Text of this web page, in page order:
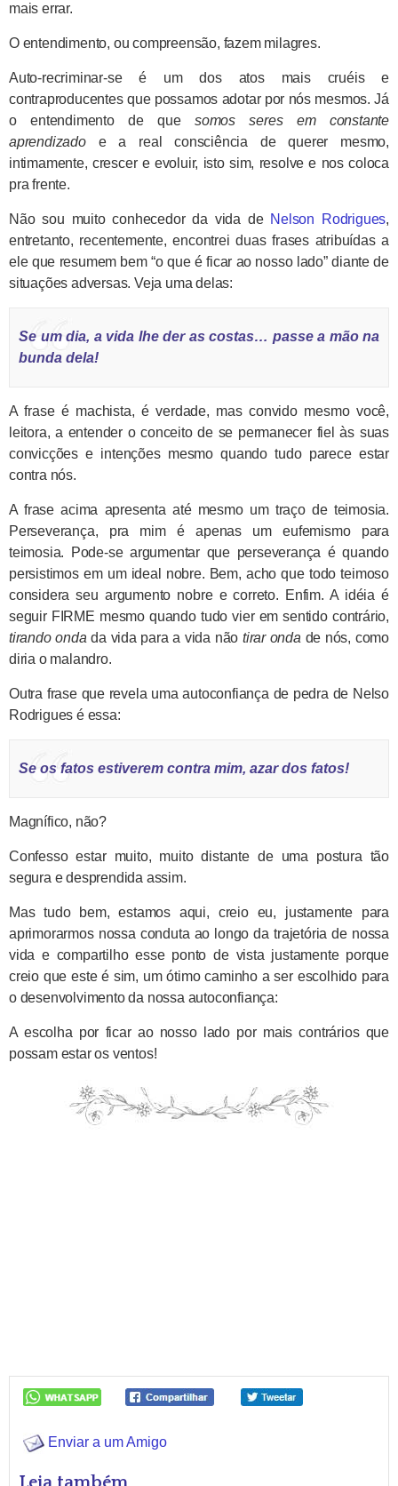
mais errar.
O entendimento, ou compreensão, fazem milagres.
Auto-recriminar-se é um dos atos mais cruéis e
contraproducentes que possamos adotar por nós mesmos. Já
o entendimento de que somos seres em constante
aprendizadoe a real consciência de querer mesmo,
intimamente, crescer e evoluir, isto sim, resolve e nos coloca
pra frente.
Não sou muito conhecedor da vida de Nelson Rodrigues,
entretanto, recentemente, encontrei duas frases atribuídas a
ele que resumem bem “o que é ficar ao nosso lado” diante de
situações adversas. Veja uma delas:
Se um dia, a vida lhe der as costas… passe a mão na
bunda dela!
A frase é machista, é verdade, mas convido mesmo você,
leitora, a entender o conceito de se permanecer fiel às suas
convicções e intenções mesmo quando tudo parece estar
contra nós.
A frase acima apresenta até mesmo um traço de teimosia.
Perseverança, pra mim é apenas um eufemismo para
teimosia. Pode-se argumentar que perseverança é quando
persistimos em um ideal nobre. Bem, acho que todo teimoso
considera seu argumento nobre e correto. Enfim. A idéia é
seguir FIRME mesmo quando tudo vier em sentido contrário,
tirando onda da vida para a vida não tirar onda de nós, como
diria o malandro.
Outra frase que revela uma autoconfiança de pedra de Nelso
Rodrigues é essa:
Se os fatos estiverem contra mim, azar dos fatos!
Magnífico, não?
Confesso estar muito, muito distante de uma postura tão
segura e desprendida assim.
Mas tudo bem, estamos aqui, creio eu, justamente para
aprimorarmos nossa conduta ao longo da trajetória de nossa
vida e compartilho esse ponto de vista justamente porque
creio que este é sim, um ótimo caminho a ser escolhido para
o desenvolvimento da nossa autoconfiança:
A escolha por ficar ao nosso lado por mais contrários que
possam estar os ventos!
Enviar a um Amigo